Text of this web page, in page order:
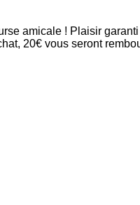
amicale ! Plaisir
20€ vous seront